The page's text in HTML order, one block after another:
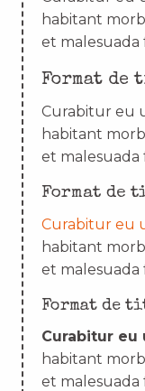
habitant
et malesuada
Format de
Curabitur eu
habitant
et malesuada
Format de
Curabitur eu
habitant
et malesuada
Format de
Curabitur eu
habitant
et malesuada